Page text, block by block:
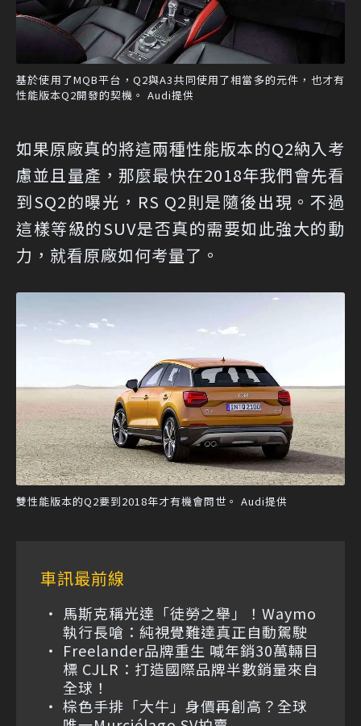
基於使用了MQB平台，Q2與A3共同使用了相當多的元件，也才有
性能版本Q2開發的契機。 Audi提供
如果原廠真的將這兩種性能版本的Q2納入考
慮並且量產，那麼最快在2018年我們會先看
到SQ2的曝光，RS Q2則是隨後出現。不過
這樣等級的SUV是否真的需要如此強大的動
力，就看原廠如何考量了。
雙性能版本的Q2要到2018年才有機會問世。 Audi提供
車訊最前線
馬斯克稱光達「徒勞之舉」！Waymo
執行長嗆：純視覺難達真正自動駕駛
Freelander品牌重生 喊年銷30萬輛目
標 CJLR：打造國際品牌半數銷量來自
全球！
棕色手排「大牛」身價再創高？全球